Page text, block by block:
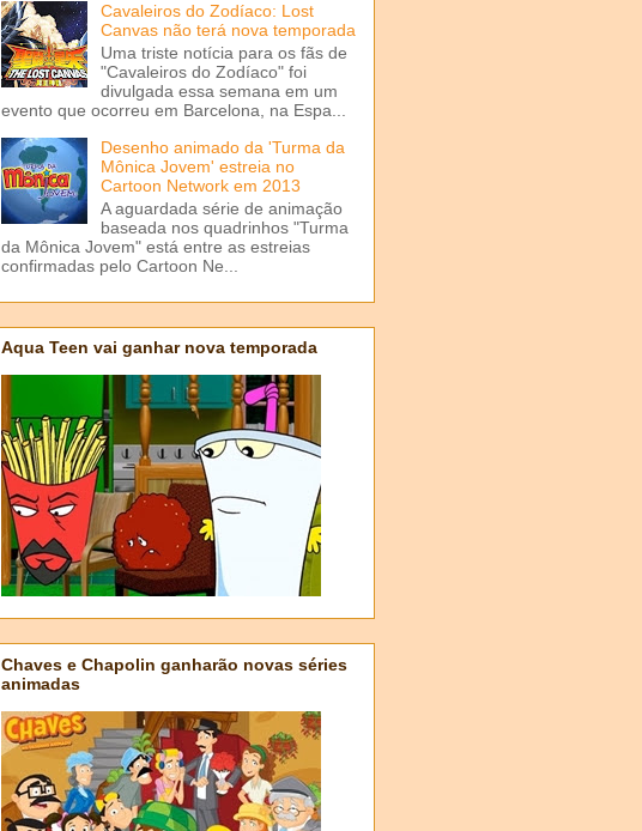
Cavaleiros do Zodíaco: Lost
Canvas não terá nova temporada
Uma triste notícia para os fãs de
"Cavaleiros do Zodíaco" foi
divulgada essa semana em um
evento que ocorreu em Barcelona, na Espa...
Desenho animado da 'Turma da
Mônica Jovem' estreia no
Cartoon Network em 2013
A aguardada série de animação
baseada nos quadrinhos "Turma
da Mônica Jovem" está entre as estreias
confirmadas pelo Cartoon Ne...
Aqua Teen vai ganhar nova temporada
Chaves e Chapolin ganharão novas séries
animadas